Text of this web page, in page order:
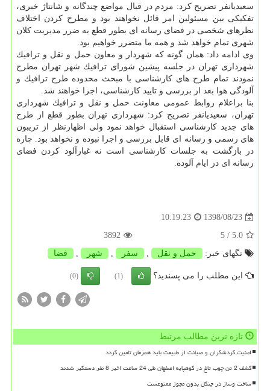
سعیدیانفر تصریح كرد: مردم در قبال مواضع چندگانه و شانتاژ خبری،
تفكیكی بین مسئولین امر قائل نخواهند بود و مطرح كردن اختلاف
نظرهای شخصی در فضای رسانه ای بطور قطع به ضرر مدیریت كلان
شهری تمام خواهد شد و همه ما متضرر خواهیم بود.
وی ادامه داد: همان گونه كه شهردار و معاون حمل و نقل و ترافیك
شهرداری تهران در جلسه پیشین شورای ترافیك شهر تهران مطرح
نمودند تمام طرح های كارشناسی با مبحث محدوده طرح ترافیك و
آلودگی هوا بعد از بررسی و تایید كارشناسی، اجرا خواهند شد.
بنا براعلام روابط عمومی معاونت حمل و نقل و ترافیك شهرداری
تهران، سعیدیانفر تصریح كرد: شهرداری تهران بطور قطع از طرح
های جدید كارشناسی استقبال خواهد نمود ولی اظهارنظر از تریبون
های رسمی و رسانه ای قابل بررسی و اجرا نبوده و نخواهد بود. چاره
در بازگشت به جلسات كارشناسی است نه غبارآلود كردن فضای
رسانه ای در ایام آلوده.
1398/08/23
10:19:23
5.0
/ 5
3892
تگهای خبر:
حمل و نقل , سفر , شهر , فضا
این مطلب را می پسندید؟ (1)
(0)
تازه ترین مطالب مرتبط
امنیت گردشگران و صیانت از طبیعت باید همزمان تامین گردد
کشف 2 تن چوب تاغ در کوهپایه اصفهان طی 24 ساعت اخیر 8 نفر دستگیر شدند
ساخت وساز در جنگل بدون مجوز ممنوعست